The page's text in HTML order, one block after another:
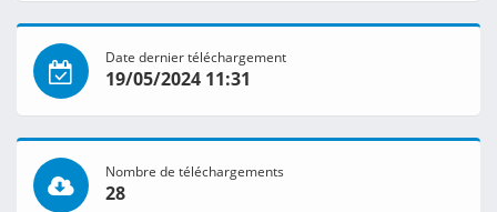
Date dernier téléchargement
19/05/2024 11:31
Nombre de téléchargements
28